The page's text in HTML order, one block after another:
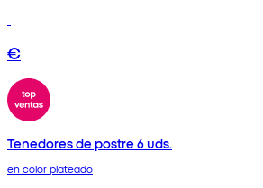
€
Tenedores de postre 6 uds.
en color plateado